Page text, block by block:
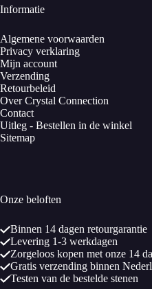
Informatie
Algemene voorwaarden
Privacy verklaring
Mijn account
Verzending
Retourbeleid
Over Crystal Connection
Contact
Uitleg - Bestellen in de winkel
Sitemap
Onze beloften
Binnen 14 dagen retourgarantie
Levering 1-3 werkdagen
Zorgeloos kopen met onze 14
Gratis verzending binnen
Testen van de bestelde stenen